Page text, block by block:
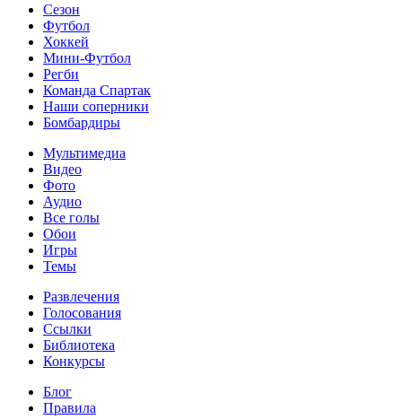
Сезон
Футбол
Хоккей
Мини-Футбол
Регби
Команда Спартак
Наши соперники
Бомбардиры
Мультимедиа
Видео
Фото
Аудио
Все голы
Обои
Игры
Темы
Развлечения
Голосования
Ссылки
Библиотека
Конкурсы
Блог
Правила